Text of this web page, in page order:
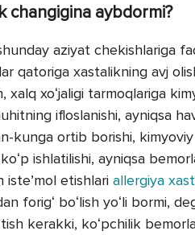
changigina aybdormi?
aziyat chekishlariga
qatoriga xastalikning avj
xalq xoʻjaligi tarmoqlariga
ifloslanishi, ayniqsa
kunga ortib borishi,
ishlatilishi, ayniqsa
isteʼmol etishlari allergiya
forigʻ boʻlish yoʻli bormi,
kerakki, koʻpchilik